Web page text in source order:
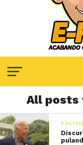
All posts